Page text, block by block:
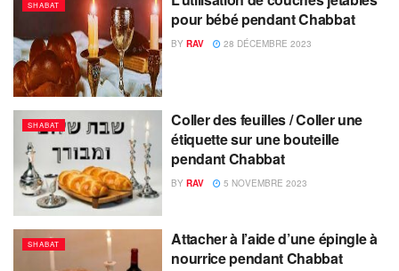
SHABAT
pour bébé pendant Chabbat
BY RAV 28 DÉCEMBRE 2023
SHABAT
Coller des feuilles / Coller une
étiquette sur une bouteille
pendant Chabbat
BY RAV 5 NOVEMBRE 2023
SHABAT
Attacher à l’aide d’une épingle à
nourrice pendant Chabbat